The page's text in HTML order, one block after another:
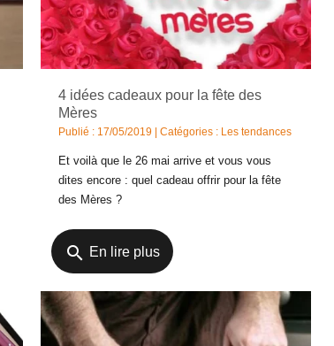
4 idées cadeaux pour la fête des
Mères
Publié : 17/05/2019 | Catégories : Les tendances
Et voilà que le 26 mai arrive et vous vous
dites encore : quel cadeau offrir pour la fête
des Mères ?
search En lire plus